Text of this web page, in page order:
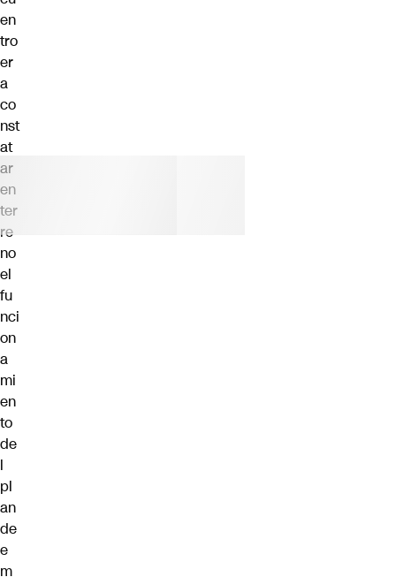
en
tro
er
a
co
nst
at
ar
en
ter
re
no
el
fu
nci
on
a
mi
en
to
de
l
pl
an
de
e
m